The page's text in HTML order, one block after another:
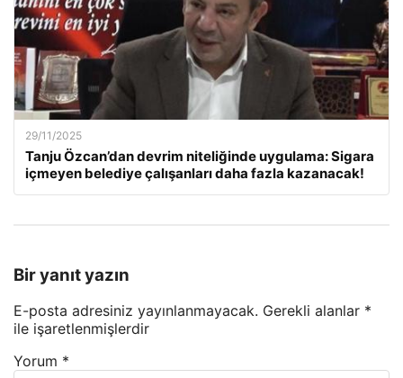
29/11/2025
Tanju Özcan’dan devrim niteliğinde uygulama: Sigara
içmeyen belediye çalışanları daha fazla kazanacak!
Bir yanıt yazın
E-posta adresiniz yayınlanmayacak. Gerekli alanlar *
ile işaretlenmişlerdir
Yorum *